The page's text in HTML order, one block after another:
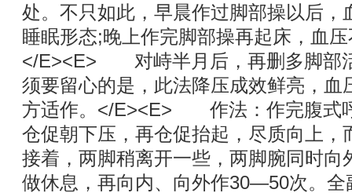
处。不只如此，早晨作过脚部操以后，
睡眠形态;晚上作完脚部操再起床，血
</E><E> 对峙半月后，再删多脚部
须要留心的是，此法降压成效鲜亮，血
方适作。</E><E> 作法：作完腹式
仓促朝下压，再仓促抬起，尽质向上
接着，两脚稍离开一些，两脚腕同时
做休息，再向内、向外作30—50次。全